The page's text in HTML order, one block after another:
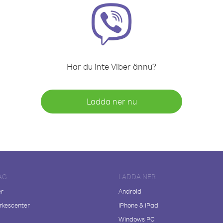
Har du inte Viber ännu?
Ladda ner nu
LADDA NER
Android
iPhone & iPad
Windows PC